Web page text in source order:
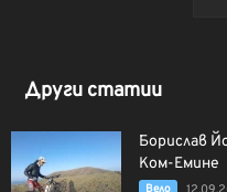
Други статии
Борислав
Ком-Емине